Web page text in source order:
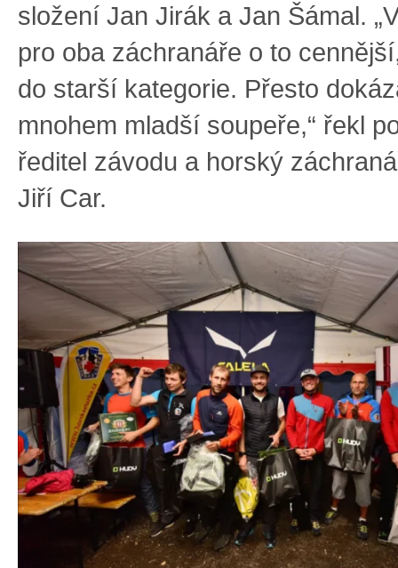
složení Jan Jirák a Jan Šámal.
pro oba záchranáře o to
do starší kategorie. Přesto
mnohem mladší soupeře,“ řekl
ředitel závodu a horský
Jiří Car.